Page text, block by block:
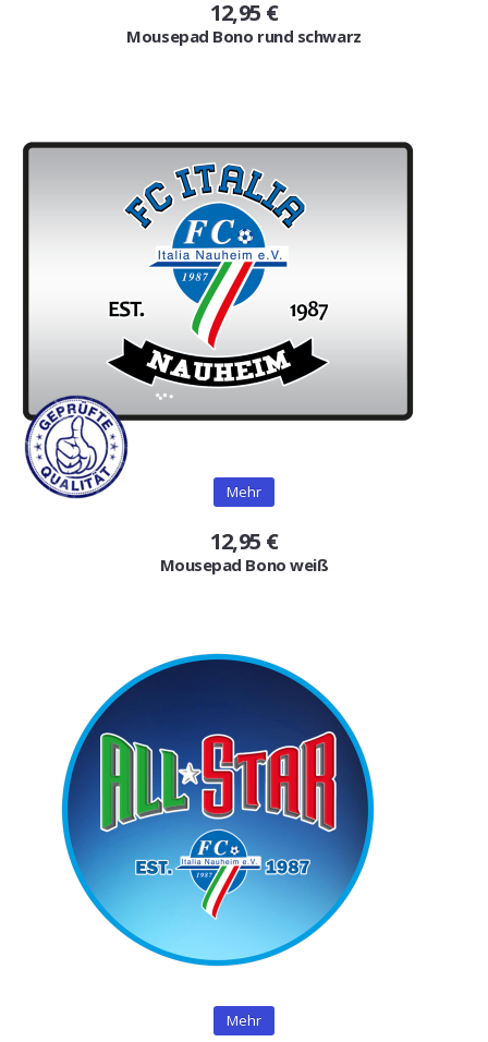
12,95 €
Mousepad Bono rund schwarz
Mehr
12,95 €
Mousepad Bono weiß
Mehr